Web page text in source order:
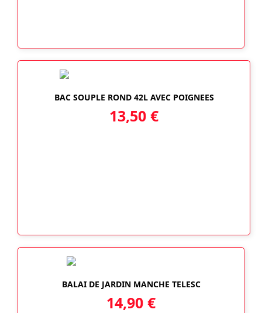
BAC SOUPLE ROND 42L AVEC POIGNEES
13,50 €
BALAI DE JARDIN MANCHE TELESC
14,90 €